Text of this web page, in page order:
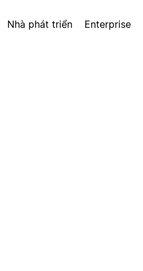
Nhà phát triển Enterprise